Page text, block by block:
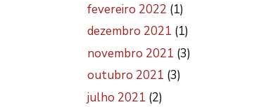
fevereiro 2022 (1)
dezembro 2021 (1)
novembro 2021 (3)
outubro 2021 (3)
julho 2021 (2)